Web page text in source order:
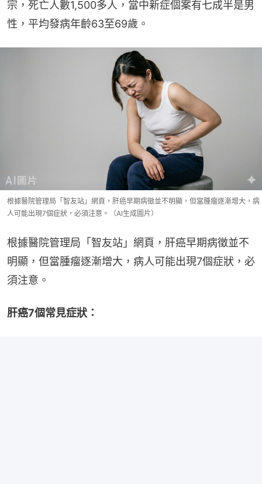
宗，死亡人數1,500多人，當中新症個案有七成半是男
性，平均發病年齡63至69歲。
根據醫院管理局「智友站」網頁，肝癌早期病徵並不明顯，但當腫瘤逐漸增大，病
人可能出現7個症狀，必須注意。（AI生成圖片）
根據醫院管理局「智友站」網頁，肝癌早期病徵並不
明顯，但當腫瘤逐漸增大，病人可能出現7個症狀，必
須注意。
肝癌7個常見症狀：